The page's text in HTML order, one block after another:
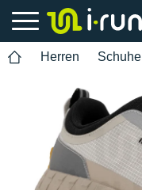
Herren Schuhe